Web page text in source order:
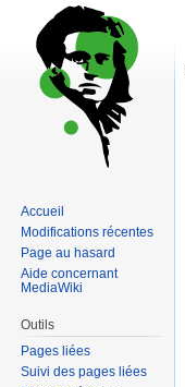
Accueil
Modifications récentes
Page au hasard
Aide concernant
MediaWiki
Outils
Pages liées
Suivi des pages liées